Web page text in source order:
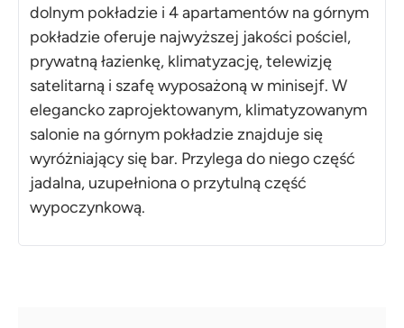
dolnym pokładzie i 4 apartamentów na górnym
pokładzie oferuje najwyższej jakości pościel,
prywatną łazienkę, klimatyzację, telewizję
satelitarną i szafę wyposażoną w minisejf. W
elegancko zaprojektowanym, klimatyzowanym
salonie na górnym pokładzie znajduje się
wyróżniający się bar. Przylega do niego część
jadalna, uzupełniona o przytulną część
wypoczynkową.